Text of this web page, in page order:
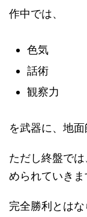
作中では、
色気
話術
観察力
を武器に、地面
ただし終盤で
められていきま
完全勝利とは